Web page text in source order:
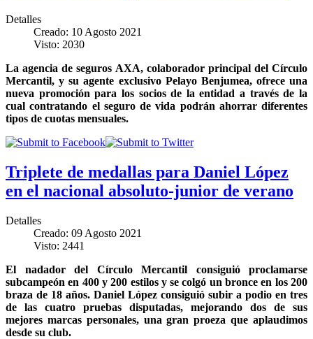
Detalles
Creado: 10 Agosto 2021
Visto: 2030
La agencia de seguros AXA, colaborador principal del Círculo
Mercantil, y su agente exclusivo Pelayo Benjumea, ofrece una
nueva promoción para los socios de la entidad a través de la
cual contratando el seguro de vida podrán ahorrar diferentes
tipos de cuotas mensuales.
Triplete de medallas para Daniel López
en el nacional absoluto-junior de verano
Detalles
Creado: 09 Agosto 2021
Visto: 2441
El nadador del Círculo Mercantil consiguió proclamarse
subcampeón en 400 y 200 estilos y se colgó un bronce en los 200
braza de 18 años. Daniel López consiguió subir a podio en tres
de las cuatro pruebas disputadas, mejorando dos de sus
mejores marcas personales, una gran proeza que aplaudimos
desde su club.